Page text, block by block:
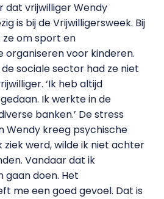
dat vrijwilliger Wendy
is bij de Vrijwilligersweek. Bij
om sport en
organiseren voor kinderen.
sociale sector had ze niet
‘Ik heb altijd
Ik werkte in de
banken.’ De stress
Wendy kreeg psychische
ziek werd, wilde ik niet achter
Vandaar dat ik
gaan doen. Het
me een goed gevoel. Dat is